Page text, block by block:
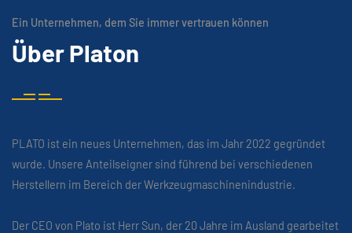
Ein Unternehmen, dem Sie immer vertrauen können
Über Platon
PLATO ist ein neues Unternehmen, das im Jahr 2022 gegründet
wurde. Unsere Anteilseigner sind führend bei verschiedenen
Herstellern im Bereich der Werkzeugmaschinenindustrie.
Der CEO von Plato ist Herr Sun, der 20 Jahre im Ausland gearbeitet